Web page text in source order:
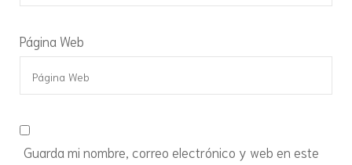
Página Web
Guarda mi nombre, correo electrónico y web en este